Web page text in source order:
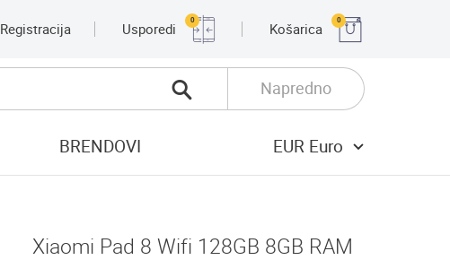
Registracija Usporedi
0
Košarica
0
Napredno
BRENDOVI EUR Euro
Xiaomi Pad 8 Wifi 128GB 8GB RAM